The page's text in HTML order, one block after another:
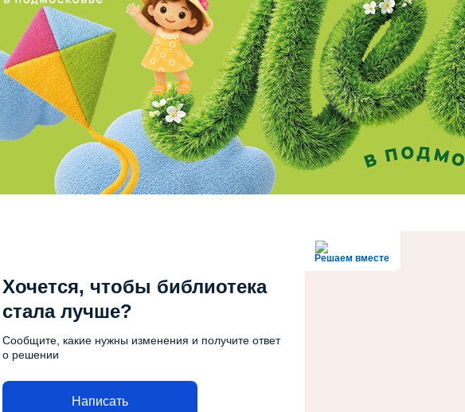
Решаем вместе
Хочется, чтобы библиотека
стала лучше?
Сообщите, какие нужны изменения и получите ответ
о решении
Написать